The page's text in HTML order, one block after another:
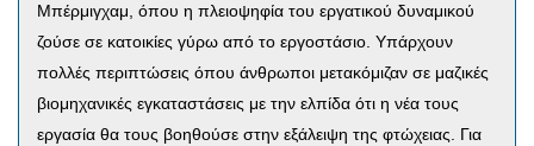
Μπέρμιγχαμ, όπου η πλειοψηφία του εργατικού δυναμικού
ζούσε σε κατοικίες γύρω από το εργοστάσιο. Υπάρχουν
πολλές περιπτώσεις όπου άνθρωποι μετακόμιζαν σε μαζικές
βιομηχανικές εγκαταστάσεις με την ελπίδα ότι η νέα τους
εργασία θα τους βοηθούσε στην εξάλειψη της φτώχειας. Για